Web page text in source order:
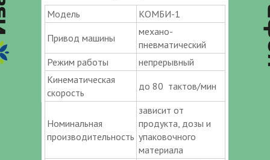
Модель
КОМБИ-1
Привод машины
механо-
пневматический
Режим работы
непрерывный
Кинематическая
скорость
до 80 тактов/мин
Номинальная
производительность
зависит от
продукта, дозы и
упаковочного
материала